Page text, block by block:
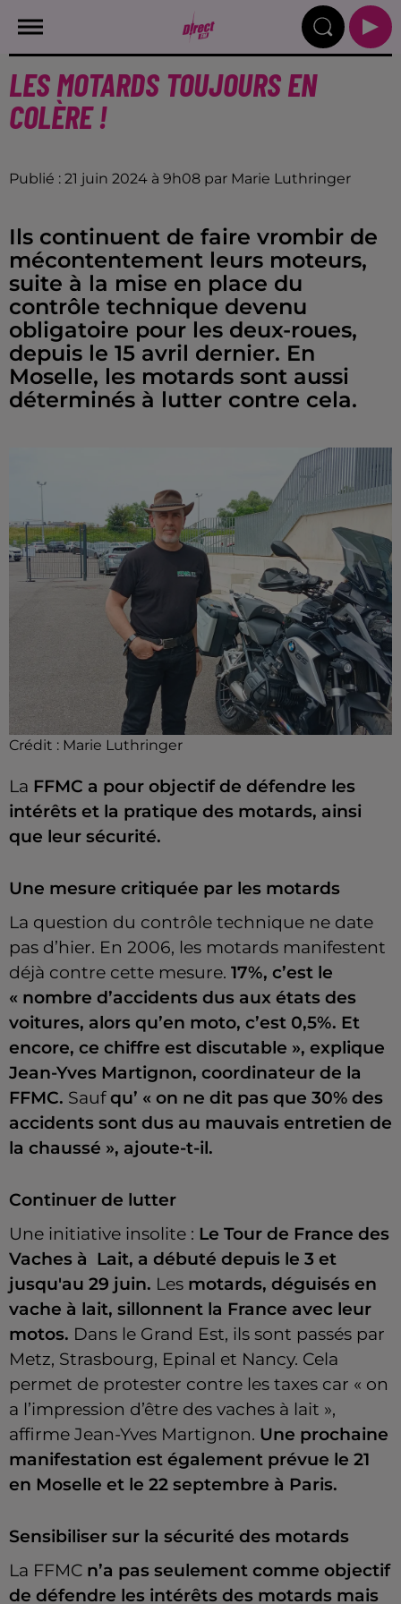
LES MOTARDS TOUJOURS EN
COLÈRE !
Publié : 21 juin 2024 à 9h08 par Marie Luthringer
Ils continuent de faire vrombir de
mécontentement leurs moteurs,
suite à la mise en place du
contrôle technique devenu
obligatoire pour les deux-roues,
depuis le 15 avril dernier. En
Moselle, les motards sont aussi
déterminés à lutter contre cela.
Crédit : Marie Luthringer
La FFMC a pour objectif de défendre les
intérêts et la pratique des motards, ainsi
que leur sécurité.
Une mesure critiquée par les motards
La question du contrôle technique ne date
pas d’hier. En 2006, les motards manifestent
déjà contre cette mesure. 17%, c’est le
« nombre d’accidents dus aux états des
voitures, alors qu’en moto, c’est 0,5%. Et
encore, ce chiffre est discutable », explique
Jean-Yves Martignon, coordinateur de la
FFMC. Saufqu’ « on ne dit pas que 30% des
accidents sont dus au mauvais entretien de
la chaussé », ajoute-t-il.
Continuer de lutter
Une initiative insolite : Le Tour de France des
Vaches à Lait, a débuté depuis le 3 et
jusqu'au 29 juin. Les motards, déguisés en
vache à lait, sillonnent la France avec leur
motos. Dans le Grand Est, ils sont passés par
Metz, Strasbourg, Epinal et Nancy. Cela
permet de protester contre les taxes car « on
a l’impression d’être des vaches à lait »,
affirme Jean-Yves Martignon. Une prochaine
manifestation est également prévue le 21
en Moselle et le 22 septembre à Paris.
Sensibiliser sur la sécurité des motards
La FFMC n’a pas seulement comme objectif
de défendre les intérêts des motards mais